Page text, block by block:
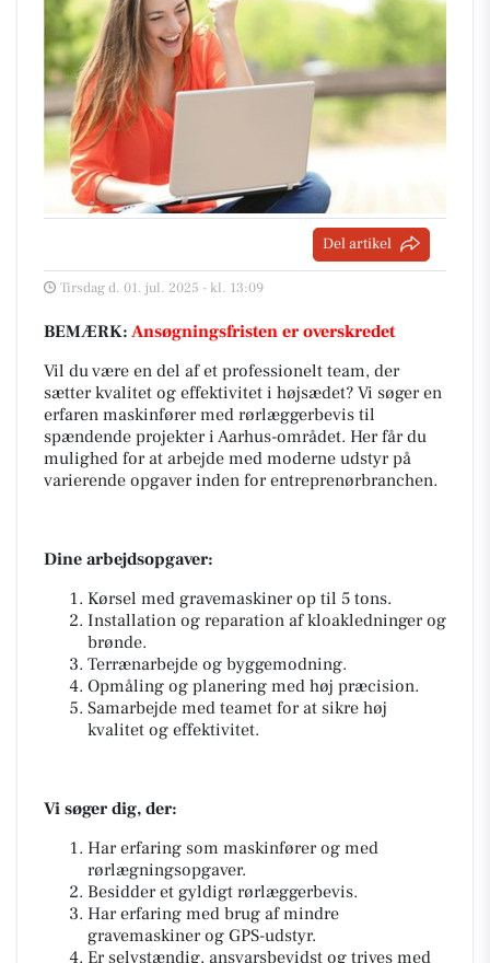
Del artikel
Tirsdag d. 01. jul. 2025 - kl. 13:09
BEMÆRK: Ansøgningsfristen er overskredet
Vil du være en del af et professionelt team, der
sætter kvalitet og effektivitet i højsædet? Vi søger en
erfaren maskinfører med rørlæggerbevis til
spændende projekter i Aarhus-området. Her får du
mulighed for at arbejde med moderne udstyr på
varierende opgaver inden for entreprenørbranchen.
Dine arbejdsopgaver:
Kørsel med gravemaskiner op til 5 tons.
Installation og reparation af kloakledninger og
brønde.
Terrænarbejde og byggemodning.
Opmåling og planering med høj præcision.
Samarbejde med teamet for at sikre høj
kvalitet og effektivitet.
Vi søger dig, der:
Har erfaring som maskinfører og med
rørlægningsopgaver.
Besidder et gyldigt rørlæggerbevis.
Har erfaring med brug af mindre
gravemaskiner og GPS-udstyr.
Er selvstændig, ansvarsbevidst og trives med